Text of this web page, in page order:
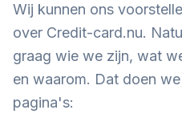
Wij kunnen ons
over Credit-card.nu.
graag wie we zijn, wat
en waarom. Dat doen
pagina's: